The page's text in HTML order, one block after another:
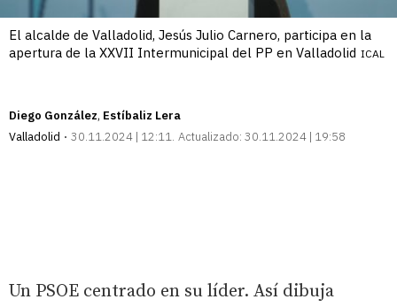
El alcalde de Valladolid, Jesús Julio Carnero, participa en la
apertura de la XXVII Intermunicipal del PP en Valladolid ICAL
Diego González Estíbaliz Lera
Valladolid
30.11.2024 | 12:11 Actualizado: 30.11.2024 | 19:58
Un PSOE centrado en su líder. Así dibuja